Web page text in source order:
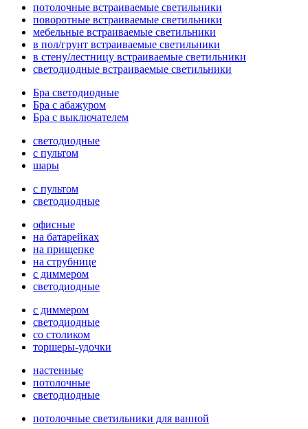
потолочные встраиваемые светильники
поворотные встраиваемые светильники
мебельные встраиваемые светильники
в пол/грунт встраиваемые светильники
в стену/лестницу встраиваемые светильники
светодиодные встраиваемые светильники
Бра светодиодные
Бра с абажуром
Бра с выключателем
светодиодные
с пультом
шары
с пультом
светодиодные
офисные
на батарейках
на прищепке
на струбнице
с диммером
светодиодные
с диммером
светодиодные
со столиком
торшеры-удочки
настенные
потолочные
светодиодные
потолочные светильники для ванной